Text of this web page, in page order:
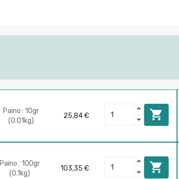
Paino : 10gr
(0.01kg)
25,84 € 
Paino : 100gr
(0.1kg)
103,35 € 